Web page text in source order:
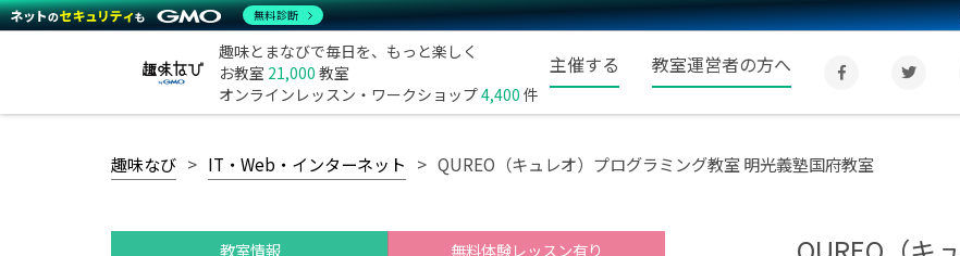
趣味とまなびで毎日を、もっと楽しく
お教室 21,000 教室
オンラインレッスン・ワークショップ4,400 件
主催する 教室運営者の方へ
趣味なび IT・Web・インターネット QUREO（キュレオ）プログラミング教室 明光義塾国府教室
教室情報 無料体験レッスン有り
無料診断